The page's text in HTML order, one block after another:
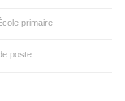
primaire
poste